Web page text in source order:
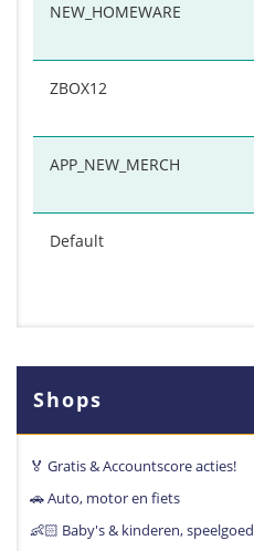
NEW_HOMEWARE
ZBOX12
APP_NEW_MERCH
Default
Shops
🏅 Gratis & Accountscore acties!
🚗 Auto, motor en fiets
👶🏻 Baby's & kinderen, speelgoed